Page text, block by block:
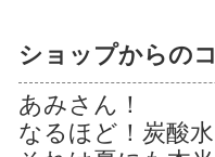
ショップからの
あみさん！
なるほど！炭酸